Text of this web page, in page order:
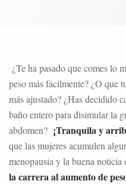
¿Te ha pasado que comes lo
peso más fácilmente? ¿O que
más ajustado? ¿Has decidido
baño entero para disimular la
abdomen? ¡Tranquila y
que las mujeres acumulen
menopausia y la buena noticia
la carrera al aumento de